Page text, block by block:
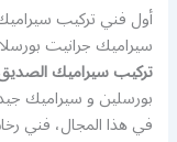
أول فني تركيب
سيراميك جرانيت
تركيب سيراميك
بورسلين و سيراميك
في هذا المجال، فني